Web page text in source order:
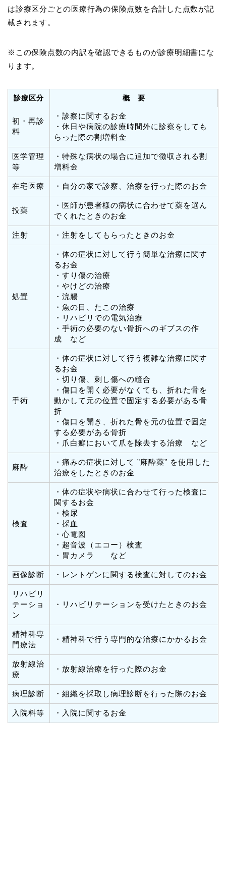
は診療区分ごとの医療行為の保険点数を合計した点数が記
載されます。
※この保険点数の内訳を確認できるものが診療明細書にな
ります。
診療区分 概 要
初・再診
料
・診察に関するお金
・休日や病院の診療時間外に診察をしても
らった際の割増料金
医学管理
等
・特殊な病状の場合に追加で徴収される割
増料金
在宅医療 ・自分の家で診察、治療を行った際のお金
投薬
・医師が患者様の病状に合わせて薬を選ん
でくれたときのお金
注射 ・注射をしてもらったときのお金
処置
・体の症状に対して行う簡単な治療に関す
るお金
・すり傷の治療
・やけどの治療
・浣腸
・魚の目、たこの治療
・リハビリでの電気治療
・手術の必要のない骨折へのギブスの作
成 など
手術
・体の症状に対して行う複雑な治療に関す
るお金
・切り傷、刺し傷への縫合
・傷口を開く必要がなくても、折れた骨を
動かして元の位置で固定する必要がある骨
折
・傷口を開き、折れた骨を元の位置で固定
する必要がある骨折
・爪白癬において爪を除去する治療 など
麻酔
・痛みの症状に対して ”麻酔薬” を使用した
治療をしたときのお金
検査
・体の症状や病状に合わせて行った検査に
関するお金
・検尿
・採血
・心電図
・超音波（エコー）検査
・胃カメラ など
画像診断 ・レントゲンに関する検査に対してのお金
リハビリ
テーショ
ン
・リハビリテーションを受けたときのお金
精神科専
門療法
・精神科で行う専門的な治療にかかるお金
放射線治
療
・放射線治療を行った際のお金
病理診断 ・組織を採取し病理診断を行った際のお金
入院料等 ・入院に関するお金